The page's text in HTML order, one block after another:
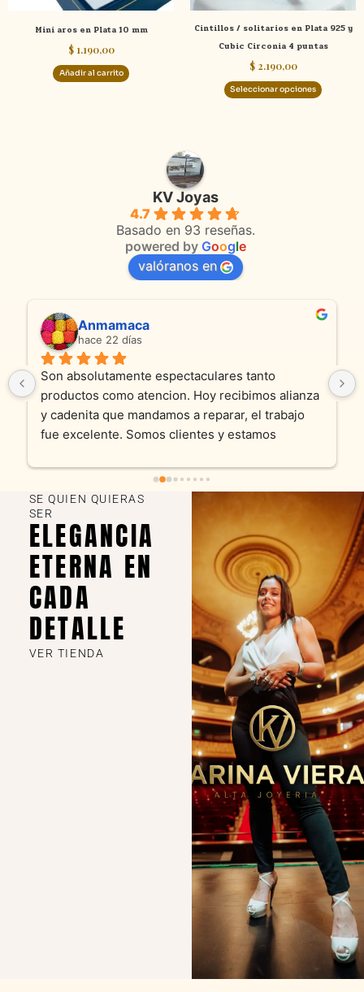
Mini aros en Plata 10 mm
$1.190,00
Añadir al carrito
Cintillos / solitarios en Plata 925 y
Cubic Circonia 4 puntas
$2.190,00
Seleccionar opciones
elegir
en
la
de
KV Joyas
4.7
Basado en 93 reseñas.
powered by Google
valóranos en
Anmamaca
hace 22 días
Son absolutamente espectaculares tanto
productos como atencion. Hoy recibimos alianza
y cadenita que mandamos a reparar, el trabajo
fue excelente. Somos clientes y estamos
SE QUIEN QUIERAS
SER
ELEGANCIA
ETERNA EN
CADA
DETALLE
VER TIENDA